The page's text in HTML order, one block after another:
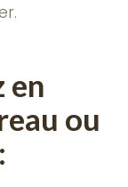
en
ou